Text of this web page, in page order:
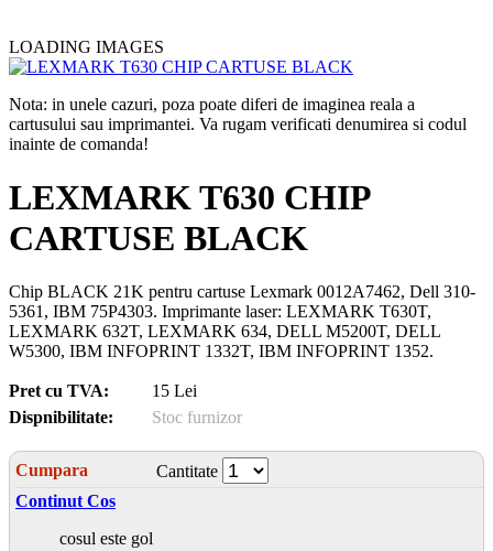
LOADING IMAGES
Nota: in unele cazuri, poza poate diferi de imaginea reala a
cartusului sau imprimantei. Va rugam verificati denumirea si codul
inainte de comanda!
LEXMARK T630 CHIP
CARTUSE BLACK
Chip BLACK 21K pentru cartuse Lexmark 0012A7462, Dell 310-
5361, IBM 75P4303. Imprimante laser: LEXMARK T630T,
LEXMARK 632T, LEXMARK 634, DELL M5200T, DELL
W5300, IBM INFOPRINT 1332T, IBM INFOPRINT 1352.
Pret cu TVA:
15 Lei
Dispnibilitate:
Stoc furnizor
Cumpara
Cantitate
Continut Cos
cosul este gol